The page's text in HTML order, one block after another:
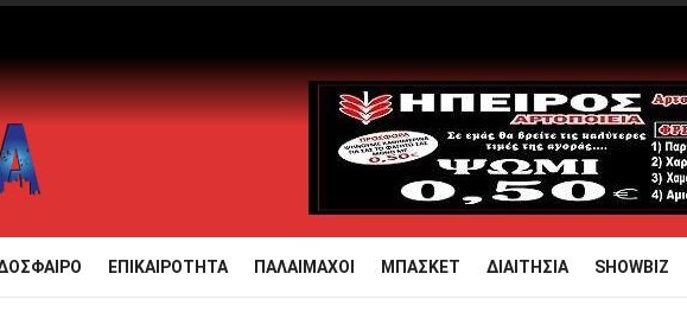
ΕΠΙΚΑΙΡΟΤΗΤΑ ΠΑΛΑΙΜΑΧΟΙ ΜΠΑΣΚΕΤ ΔΙΑΙΤΗΣΙΑ SHOWBIZ